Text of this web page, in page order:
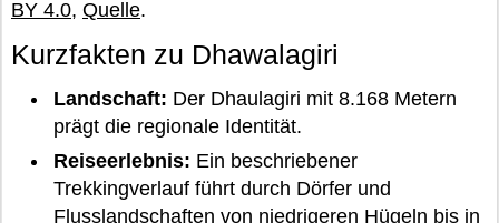
BY 4.0, Quelle.
Kurzfakten zu Dhawalagiri
Landschaft: Der Dhaulagiri mit 8.168 Metern
prägt die regionale Identität.
Reiseerlebnis: Ein beschriebener
Trekkingverlauf führt durch Dörfer und
Flusslandschaften von niedrigeren Hügeln bis in